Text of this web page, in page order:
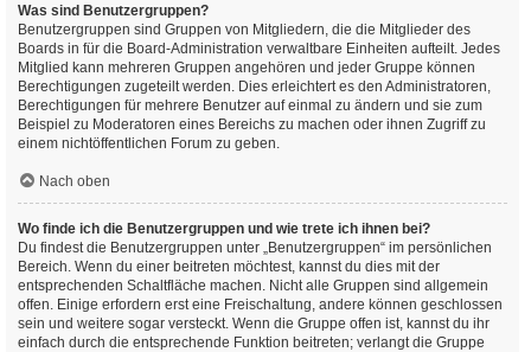
Was sind Benutzergruppen?
Benutzergruppen sind Gruppen von Mitgliedern, die die Mitglieder des
Boards in für die Board-Administration verwaltbare Einheiten aufteilt. Jedes
Mitglied kann mehreren Gruppen angehören und jeder Gruppe können
Berechtigungen zugeteilt werden. Dies erleichtert es den Administratoren,
Berechtigungen für mehrere Benutzer auf einmal zu ändern und sie zum
Beispiel zu Moderatoren eines Bereichs zu machen oder ihnen Zugriff zu
einem nichtöffentlichen Forum zu geben.
Nach oben
Wo finde ich die Benutzergruppen und wie trete ich ihnen bei?
Du findest die Benutzergruppen unter „Benutzergruppen“ im persönlichen
Bereich. Wenn du einer beitreten möchtest, kannst du dies mit der
entsprechenden Schaltfläche machen. Nicht alle Gruppen sind allgemein
offen. Einige erfordern erst eine Freischaltung, andere können geschlossen
sein und weitere sogar versteckt. Wenn die Gruppe offen ist, kannst du ihr
einfach durch die entsprechende Funktion beitreten; verlangt die Gruppe